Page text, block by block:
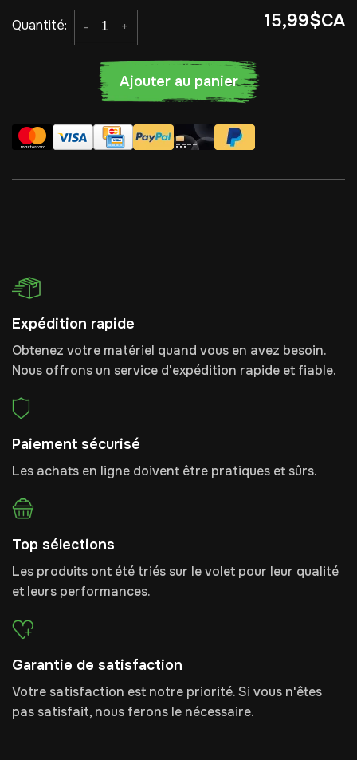
Quantité: +
- 15,99$CA
Ajouter au panier
Expédition rapide
Obtenez votre matériel quand vous en avez besoin.
Nous offrons un service d'expédition rapide et fiable.
Paiement sécurisé
Les achats en ligne doivent être pratiques et sûrs.
Top sélections
Les produits ont été triés sur le volet pour leur qualité
et leurs performances.
Garantie de satisfaction
Votre satisfaction est notre priorité. Si vous n'êtes
pas satisfait, nous ferons le nécessaire.